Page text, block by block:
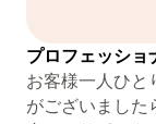
プロフェッショ
お客様一人ひと
がございまし